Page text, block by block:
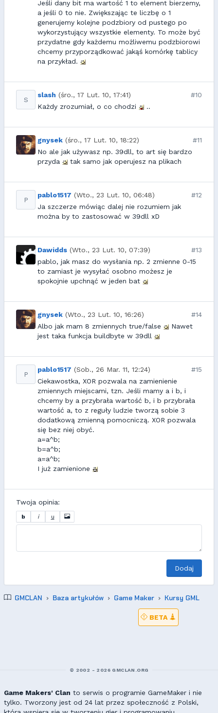
Jeśli dany bit ma wartość 1 to element bierzemy,
a jeśli 0 to nie. Zwiększając te liczbę o 1
generujemy kolejne podzbiory od pustego po
wykorzystujący wszystkie elementy. To może być
przydatne gdy każdemu możliwemu podzbiorowi
chcemy przyporządkować jakąś komórkę tablicy
na przykład.
S
slash (śro., 17 Lut. 10, 17:41)
#10
Każdy zrozumiał, o co chodzi
..
gnysek (śro., 17 Lut. 10, 18:22)
#11
No ale jak używasz np. 39dll, to art się bardzo
przyda
tak samo jak operujesz na plikach
P
pablo1517 (Wto., 23 Lut. 10, 06:48)
#12
Ja szczerze mówiąc dalej nie rozumiem jak
można by to zastosować w 39dll xD
Dawidds (Wto., 23 Lut. 10, 07:39)
#13
pablo, jak masz do wysłania np. 2 zmienne 0-15
to zamiast je wysyłać osobno możesz je
spokojnie upchnąć w jeden bat
gnysek (Wto., 23 Lut. 10, 16:26)
#14
Albo jak mam 8 zmiennych true/false
Nawet
jest taka funkcja buildbyte w 39dll
P
pablo1517 (Sob., 26 Mar. 11, 12:24)
#15
Ciekawostka, XOR pozwala na zamienienie
zmiennych miejscami, tzn. Jeśli mamy a i b, i
chcemy by a przybrała wartość b, i b przybrała
wartość a, to z reguły ludzie tworzą sobie 3
dodatkową zmienną pomocniczą. XOR pozwala
się bez niej obyć.
a=a^b;
b=a^b;
a=a^b;
I już zamienione
Twoja opinia:
b i u
Dodaj
GMCLAN Baza artykułów Game Maker Kursy GML
BETA
© 2002 - 2026 GMCLAN.ORG
Game Makers' Clan to serwis o programie GameMaker i nie
tylko. Tworzony jest od 24 lat przez społeczność z Polski,